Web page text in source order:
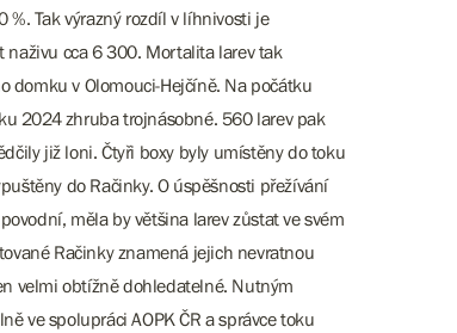
Tak výrazný rozdíl v líhnivosti je
cca 6 300. Mortalita larev tak
domku v Olomouci-Hejčíně. Na počátku
2024 zhruba trojnásobné. 560 larev pak
již loni. Čtyři boxy byly umístěny do toku
do Račinky. O úspěšnosti přežívání
měla by většina larev zůstat ve svém
Račinky znamená jejich nevratnou
velmi obtížně dohledatelné. Nutným
ve spolupráci AOPK ČR a správce toku